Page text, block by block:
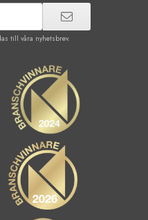
till våra nyhetsbrev.